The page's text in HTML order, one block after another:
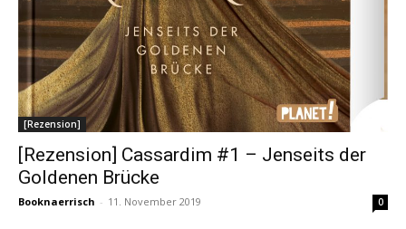
[Rezension]
[Rezension] Cassardim #1 – Jenseits der
Goldenen Brücke
Booknaerrisch - 11. November 2019 0